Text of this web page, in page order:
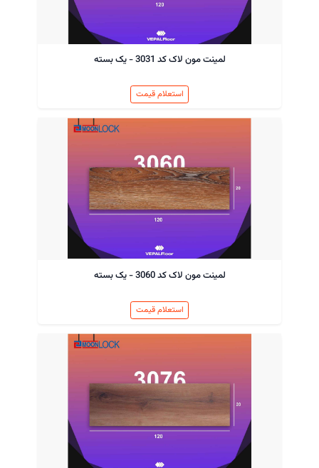
لمینت مون لاک کد 3031 - یک بسته
استعلام قیمت
لمینت مون لاک کد 3060 - یک بسته
استعلام قیمت